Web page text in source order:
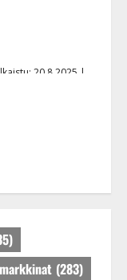
20.8.2025 |
27.4.2025 |
(283)